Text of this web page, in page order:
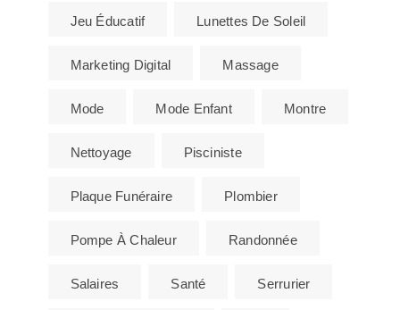
Jeu Éducatif Lunettes De Soleil
Marketing Digital Massage
Mode Mode Enfant Montre
Nettoyage Pisciniste
Plaque Funéraire Plombier
Pompe À Chaleur Randonnée
Salaires Santé Serrurier